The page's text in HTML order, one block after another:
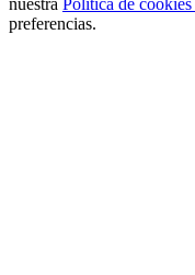
nuestra Política de cookies
preferencias.